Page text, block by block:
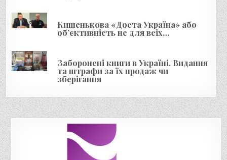
Кишенькова «Доста Україна» або
об’єктивність не для всіх…
Заборонені книги в Україні. Видання
та штрафи за їх продаж чи
зберігання